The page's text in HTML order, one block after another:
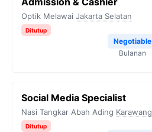
Optik Melawai Jakarta Selatan
Ditutup
Negotiable
Bulanan
Social Media Specialist
Nasi Tangkar Abah Ading Karawang
Ditutup